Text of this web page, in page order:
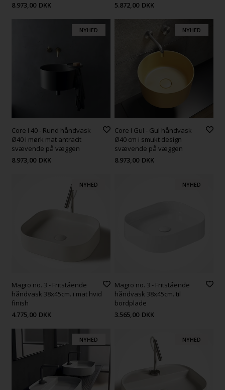
8.973,00 DKK
5.872,00 DKK
NYHED
Core I 40 - Rund håndvask
Ø40 i mørk mat antracit
svævende på væggen
8.973,00 DKK
NYHED
Core I Gul - Gul håndvask
Ø40 cm i smukt design
svævende på væggen
8.973,00 DKK
NYHED
Magro no. 3 - Fritstående
håndvask 38x45cm. i mat hvid
finish
4.775,00 DKK
NYHED
Magro no. 3 - Fritstående
håndvask 38x45cm. til
bordplade
3.565,00 DKK
NYHED NYHED